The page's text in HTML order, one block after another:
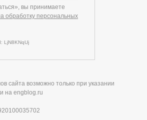
вы принимаете
обработку персональных
LjN8KNqUj
сайта возможно только при указании
на engblog.ru